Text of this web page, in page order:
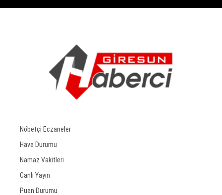
Nöbetçi Eczaneler
Hava Durumu
Namaz Vakitleri
Canlı Yayın
Puan Durumu